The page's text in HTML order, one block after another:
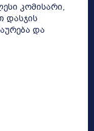
კომისარი,
დასჯის
და